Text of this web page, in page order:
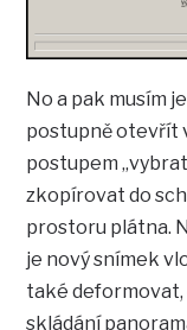
No a pak musím
postupně otevřít
postupem
zkopírovat do
prostoru plátna.
je nový snímek
také deformovat,
skládání